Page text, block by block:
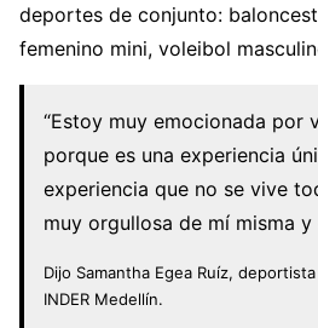
deportes de conjunto:
femenino mini, voleibol
“Estoy muy emocionada por
porque es una experiencia
experiencia que no se vive
muy orgullosa de mí misma y
Dijo Samantha Egea Ruíz,
INDER Medellín.